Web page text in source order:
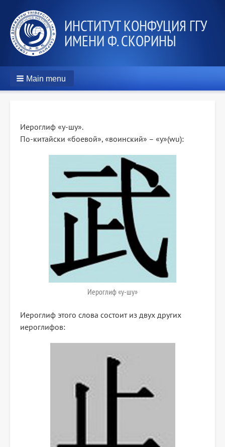
ИНСТИТУТ КОНФУЦИЯ ГГУ
ИМЕНИ Ф. СКОРИНЫ
Main menu
Иероглиф «у-шу».
По-китайски «боевой», «воинский» – «у»(wu):
Иероглиф «у-шу»
Иероглиф этого слова состоит из двух других
иероглифов: